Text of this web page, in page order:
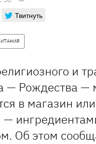
Твитнуть
и
— Рождества —
в магазин
Об этом